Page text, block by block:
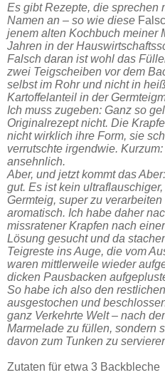
Es gibt Rezepte, die sprechen
Namen an – so wie diese
jenem alten Kochbuch meiner
Jahren in der
Falsch daran ist wohl das
zwei Teigscheiben vor dem
selbst im Rohr und nicht in
Kartoffelanteil in der
Ich muss zugeben: Ganz so
Originalrezept nicht. Die
nicht wirklich ihre Form, sie
verrutschte irgendwie.
ansehnlich.
Aber, und jetzt kommt das
gut. Es ist kein
Germteig, super zu
aromatisch. Ich habe daher
missratener Krapfen nach
Lösung gesucht und da
Teigreste ins Auge, die vom
waren mittlerweile wieder
dicken Pausbacken
So habe ich also den
ausgestochen und
ganz Verkehrte Welt – nach
Marmelade zu füllen, sondern
davon zum Tunken zu
Zutaten für etwa 3 Backbleche